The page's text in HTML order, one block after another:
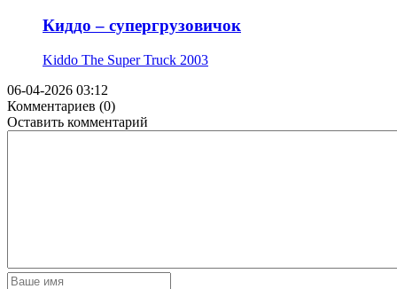
Киддо – супергрузовичок
Kiddo The Super Truck 2003
06-04-2026 03:12
Комментариев (0)
Оставить комментарий